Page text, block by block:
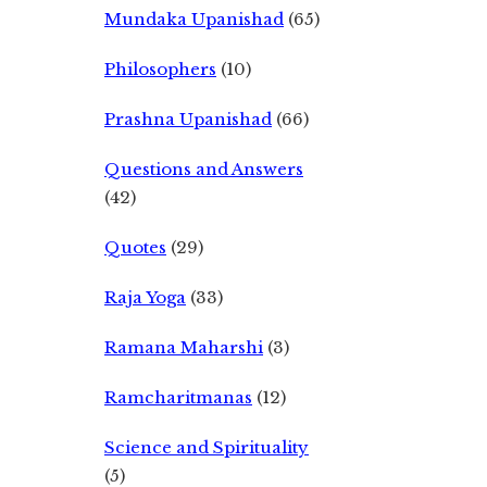
Mundaka Upanishad (65)
Philosophers (10)
Prashna Upanishad (66)
Questions and Answers
(42)
Quotes (29)
Raja Yoga (33)
Ramana Maharshi (3)
Ramcharitmanas (12)
Science and Spirituality
(5)